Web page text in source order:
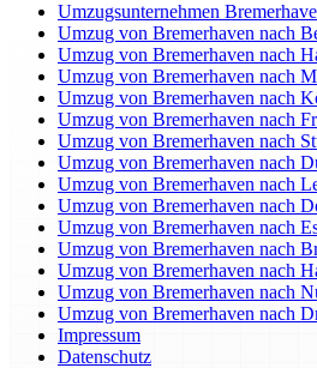
Umzugsunternehmen
Umzug von Bremerhaven nach
Umzug von Bremerhaven nach
Umzug von Bremerhaven nach
Umzug von Bremerhaven nach
Umzug von Bremerhaven nach
Umzug von Bremerhaven nach
Umzug von Bremerhaven nach
Umzug von Bremerhaven nach
Umzug von Bremerhaven nach
Umzug von Bremerhaven nach
Umzug von Bremerhaven nach
Umzug von Bremerhaven nach
Umzug von Bremerhaven nach
Umzug von Bremerhaven nach
Impressum
Datenschutz